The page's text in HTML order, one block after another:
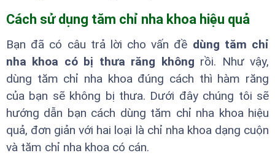
Cách sử dụng tăm chỉ nha khoa hiệu quả
Bạn đã có câu trả lời cho vấn đề dùng tăm chỉ
nha khoa có bị thưa răng không rồi. Như vậy,
dùng tăm chỉ nha khoa đúng cách thì hàm răng
của bạn sẽ không bị thưa. Dưới đây chúng tôi sẽ
hướng dẫn bạn cách dùng tăm chỉ nha khoa hiệu
quả, đơn giản với hai loại là chỉ nha khoa dạng cuộn
và tăm chỉ nha khoa có cán.